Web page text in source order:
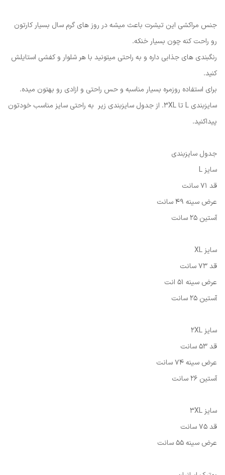
جنس مراکشی این تیشرت باعث میشه در روز های گرم سال بسیار کارتون
رو راحت کنه چون بسیار خنکه.
رنگبندی های جذابی داره و به راحتی میتونید با هر شلوار و کفشی استایلش
کنید.
برای استفاده روزمره بسیار مناسبه و حس راحتی و ازادی رو بهتون میده.
سایزبندی L تا 3XL. از جدول سایزبندی زیر به راحتی سایز مناسب خودتون
پیداکنید.
جدول سایزبندی
سایز L
قد 71 سانت
عرض سینه 49 سانت
آستین 25 سانت
سایز XL
قد 73 سانت
عرض سینه 51 انت
آستین 25 سانت
سایز 2XL
قد 53 سانت
عرض سینه 74 سانت
آستین 26 سانت
سایز 3XL
قد 75 سانت
عرض سینه 55 سانت